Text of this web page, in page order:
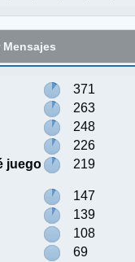
371
263
248
226
juego
219
147
139
108
69